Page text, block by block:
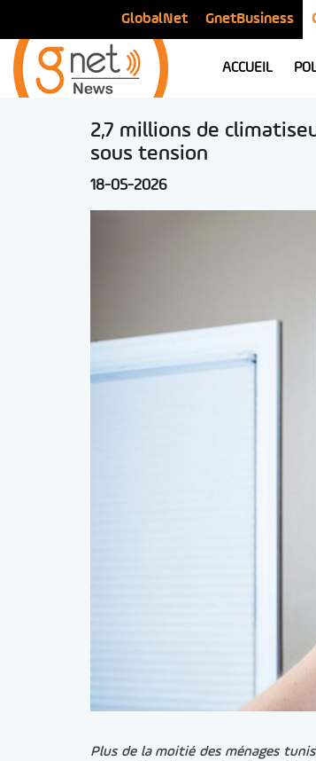
GlobalNet GnetBusiness
ACCUEIL
2,7 millions de
sous tension
18-05-2026
Plus de la moitié des ménages